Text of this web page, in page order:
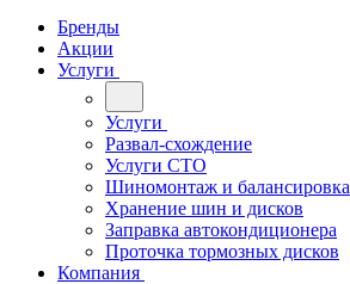
Бренды
Акции
Услуги
Услуги
Развал-схождение
Услуги СТО
Шиномонтаж и балансировка
Хранение шин и дисков
Заправка автокондиционера
Проточка тормозных дисков
Компания